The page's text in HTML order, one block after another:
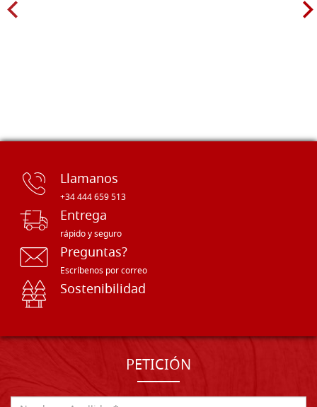
Llamanos
+34 444 659 513
Entrega
rápido y seguro
Preguntas?
Escríbenos por correo
Sostenibilidad
PETICIÓN